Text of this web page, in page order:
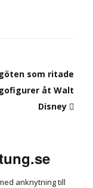
som ritade
åt Walt
Disney
anknytning till